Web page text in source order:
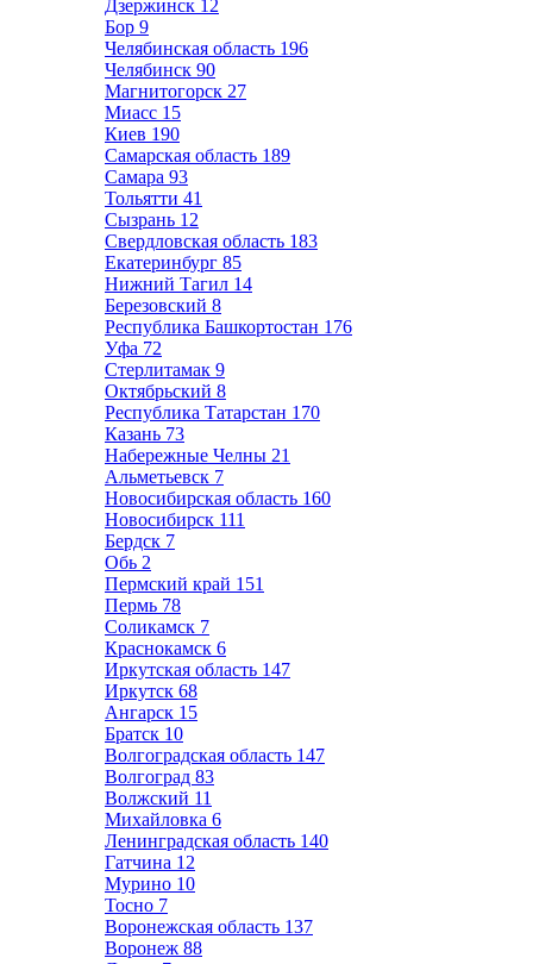
Дзержинск 12
Бор 9
Челябинская область 196
Челябинск 90
Магнитогорск 27
Миасс 15
Киев 190
Самарская область 189
Самара 93
Тольятти 41
Сызрань 12
Свердловская область 183
Екатеринбург 85
Нижний Тагил 14
Березовский 8
Республика Башкортостан 176
Уфа 72
Стерлитамак 9
Октябрьский 8
Республика Татарстан 170
Казань 73
Набережные Челны 21
Альметьевск 7
Новосибирская область 160
Новосибирск 111
Бердск 7
Обь 2
Пермский край 151
Пермь 78
Соликамск 7
Краснокамск 6
Иркутская область 147
Иркутск 68
Ангарск 15
Братск 10
Волгоградская область 147
Волгоград 83
Волжский 11
Михайловка 6
Ленинградская область 140
Гатчина 12
Мурино 10
Тосно 7
Воронежская область 137
Воронеж 88